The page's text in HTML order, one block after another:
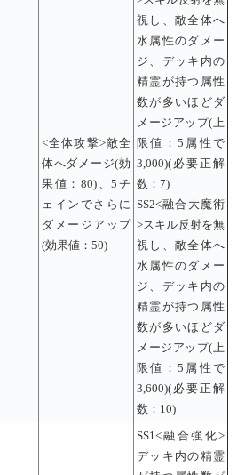
<全体攻撃>敵全
体へダメージ(効
果値：80)、5チ
ェインでさらに
ダメージアップ
(効果値：50)
視し、敵全体へ
水属性のダメー
ジ、デッキ内の
精霊が持つ属性
数が多いほどダ
メージアップ(上
限値：5属性で
3,000)(必要正解
数：7)
SS2<融合大魔術
>スキル反射を無
視し、敵全体へ
水属性のダメー
ジ、デッキ内の
精霊が持つ属性
数が多いほどダ
メージアップ(上
限値：5属性で
3,600)(必要正解
数：10)
SS1<融合強化>
デッキ内の精霊